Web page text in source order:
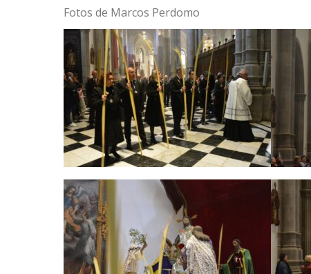
Fotos de Marcos Perdomo